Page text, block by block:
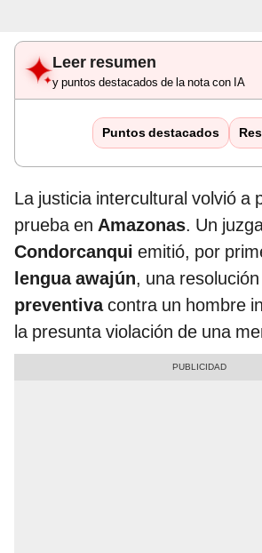
Leer resumen
y puntos destacados de la nota con IA
Puntos destacados
La justicia intercultural volvió a
prueba en Amazonas. Un
Condorcanqui emitió, por
lengua awajún, una
preventivacontra un hombre
la presunta violación de una